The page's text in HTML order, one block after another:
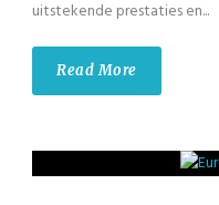
uitstekende prestaties en...
Read More